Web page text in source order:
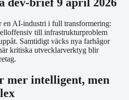
en AI-industri i full transformering:
till infrastrukturproblem
Samtidigt väcks nya farhågor
kritiska utvecklarverktyg blir
mer intelligent, men